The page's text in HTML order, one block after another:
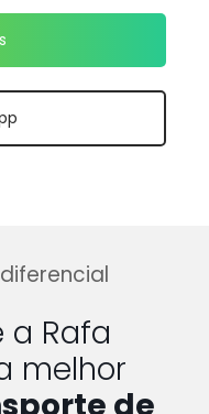
a Rafa
melhor